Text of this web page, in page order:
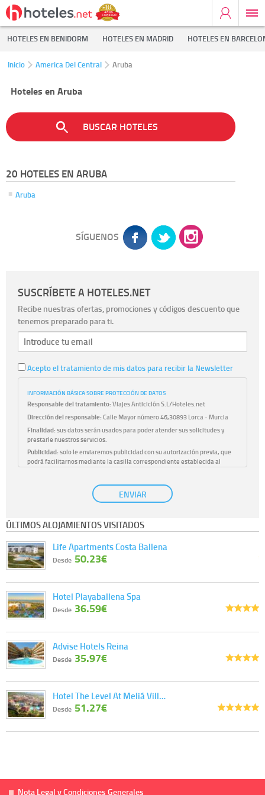
HOTELES EN BENIDORM HOTELES EN MADRID HOTELES EN
Inicio America Del Central Aruba
Hoteles en Aruba
BUSCAR HOTELES
20 HOTELES EN ARUBA
Aruba
SÍGUENOS
SUSCRÍBETE A HOTELES.NET
Recibe nuestras ofertas, promociones y códigos descuento que
tenemos preparado para ti.
Acepto el tratamiento de mis datos para recibir la Newsletter
INFORMACIÓN BÁSICA SOBRE PROTECCIÓN DE DATOS
Responsable del tratamiento:Viajes Anticiclón S.L/Hoteles.net
Dirección del responsable:Calle Mayor número 46,30893 Lorca - Murcia
Finalidad:sus datos serán usados para poder atender sus solicitudes y
prestarle nuestros servicios.
Publicidad:solo le enviaremos publicidad con su autorización previa, que
podrá facilitarnos mediante la casilla correspondiente establecida al
únicamente trataremos sus datos con su consentimiento
previo, que podrá facilitarnos mediante la casilla correspondiente
que esté debidamente autorizado podrá tener conocimiento de la
información que le pedimos. No se comunicarán datos a terceros.
Derechos:
tiene derecho a saber qué información tenemos sobre usted,
corregirla y eliminarla, tal y como se explica en la información adicional
disponible en nuestra página web.
ENVIAR
ÚLTIMOS ALOJAMIENTOS VISITADOS
Life Apartments Costa Ballena
Desde 50.23€
Hotel Playaballena Spa
Desde 36.59€
Advise Hotels Reina
Desde 35.97€
Hotel The Level At Meliá Vill…
Desde 51.27€
Nota Legal y Condiciones Generales